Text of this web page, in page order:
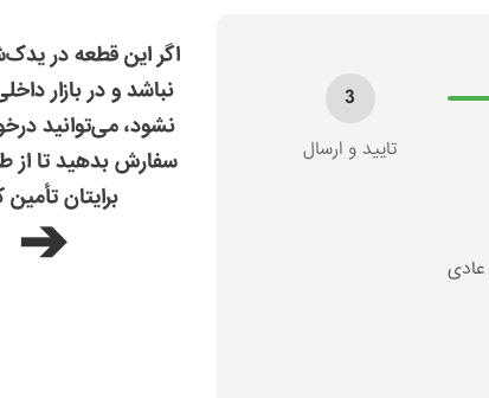
اگر این قطعه در
نباشد و در بازار
نشود، می‌توانید
سفارش بدهید تا از
برایتان تأمین
➔
3
تایید و ارسال